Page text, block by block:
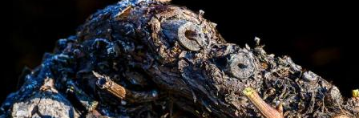
Le vignoble de Wihr au Val